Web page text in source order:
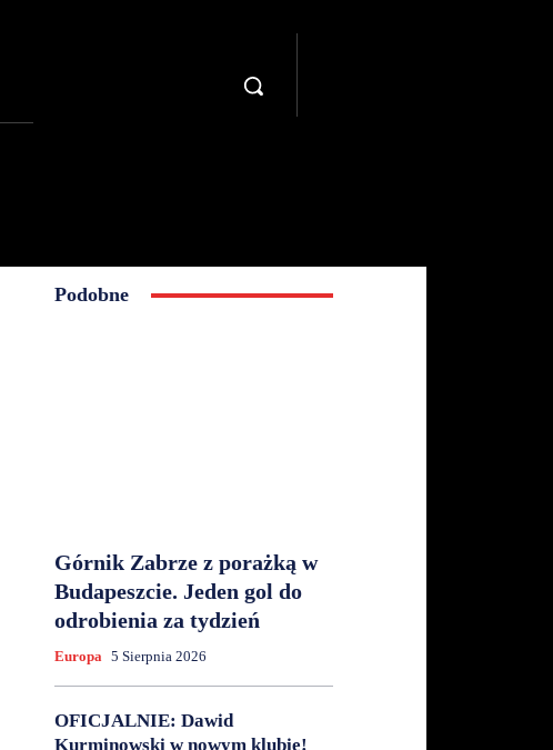
Podobne
Górnik Zabrze z porażką w
Budapeszcie. Jeden gol do
odrobienia za tydzień
Europa 5 Sierpnia 2026
OFICJALNIE: Dawid
Kurminowski w nowym klubie!